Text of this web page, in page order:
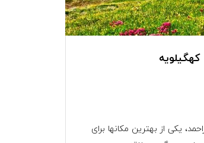
یکی از بهترین مکانها برای